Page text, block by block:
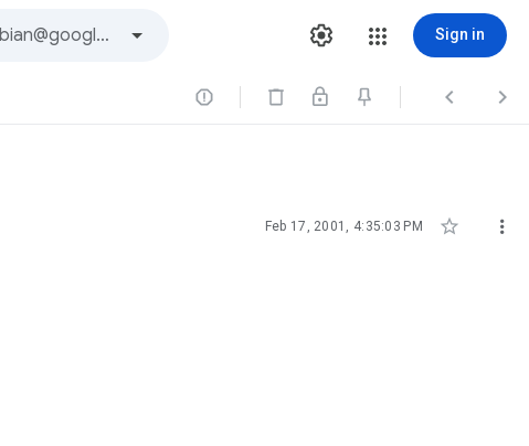
Sign in
  
Feb 17, 2001, 4:35:03 PM  